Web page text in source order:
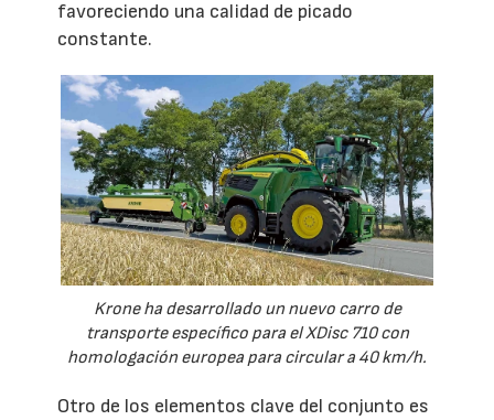
favoreciendo una calidad de picado
constante.
Krone ha desarrollado un nuevo carro de
transporte específico para el XDisc 710 con
homologación europea para circular a 40 km/h.
Otro de los elementos clave del conjunto es